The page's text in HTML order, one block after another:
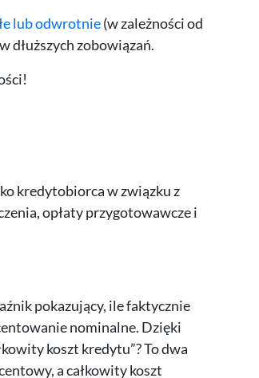
lub odwrotnie(w zależności od
dłuższych zobowiązań.
kredytobiorca w związku z
opłaty przygotowawcze i
pokazujący, ile faktycznie
nominalne. Dzięki
koszt kredytu”? To dwa
a całkowity koszt